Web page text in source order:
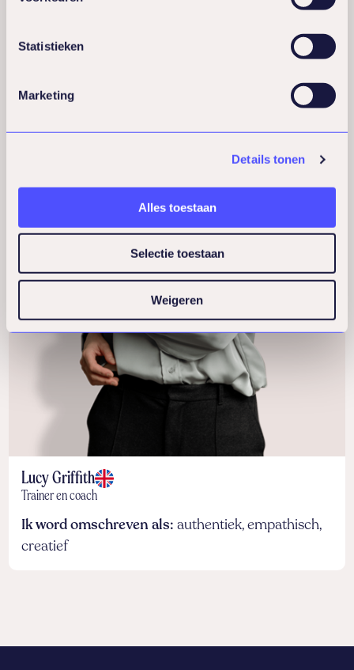
Statistieken
Marketing
Details tonen
Alles toestaan
Selectie toestaan
Weigeren
Lucy Griffith
Trainer en coach
Ik word omschreven als: authentiek, empathisch,
creatief